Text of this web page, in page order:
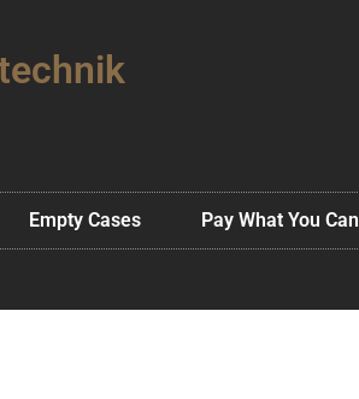
Empty Cases Pay What You Can